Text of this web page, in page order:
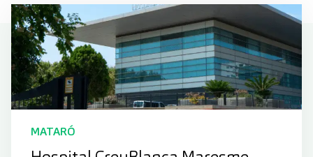
MATARÓ